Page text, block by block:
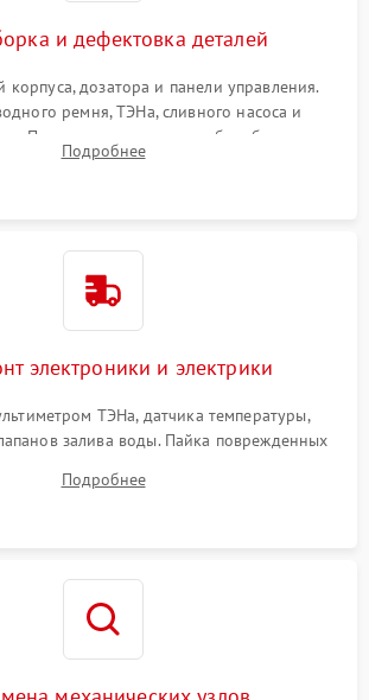
и дефектовка деталей
корпуса, дозатора и панели управления.
ремня, ТЭНа, сливного насоса и
Проверка подшипников барабана и
на износ, а манжеты люка на разрывы.
Подробнее
электроники и электрики
ТЭНа, датчика температуры,
залива воды. Пайка поврежденных
целостности проводки и контактов.
Подробнее